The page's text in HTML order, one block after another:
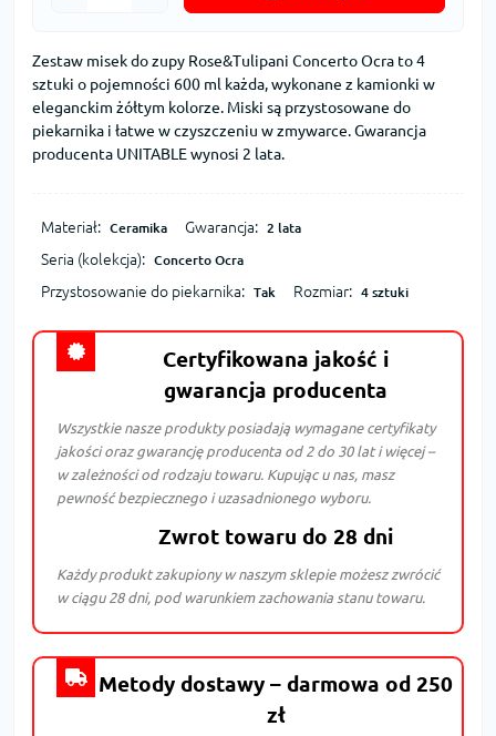
Zestaw misek do zupy Rose&Tulipani Concerto Ocra to 4
sztuki o pojemności 600 ml każda, wykonane z kamionki w
eleganckim żółtym kolorze. Miski są przystosowane do
piekarnika i łatwe w czyszczeniu w zmywarce. Gwarancja
producenta UNITABLE wynosi 2 lata.
Materiał: Ceramika Gwarancja: 2 lata
Seria (kolekcja): Concerto Ocra
Przystosowanie do piekarnika: Tak Rozmiar: 4 sztuki
Certyfikowana jakość i
gwarancja producenta
Wszystkie nasze produkty posiadają wymagane certyfikaty
jakości oraz gwarancję producenta od 2 do 30 lat i więcej –
w zależności od rodzaju towaru. Kupując u nas, masz
pewność bezpiecznego i uzasadnionego wyboru.
Zwrot towaru do 28 dni
Każdy produkt zakupiony w naszym sklepie możesz zwrócić
w ciągu 28 dni, pod warunkiem zachowania stanu towaru.
Metody dostawy – darmowa od 250
zł